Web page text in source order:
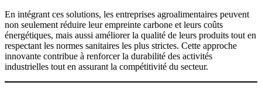
En intégrant ces solutions, les entreprises agroalimentaires peuvent
non seulement réduire leur empreinte carbone et leurs coûts
énergétiques, mais aussi améliorer la qualité de leurs produits tout en
respectant les normes sanitaires les plus strictes. Cette approche
innovante contribue à renforcer la durabilité des activités
industrielles tout en assurant la compétitivité du secteur.